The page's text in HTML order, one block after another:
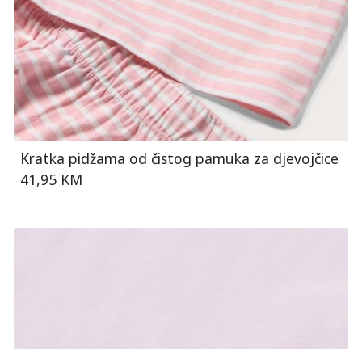
Kratka pidžama od čistog pamuka za djevojčice
41,95 KM